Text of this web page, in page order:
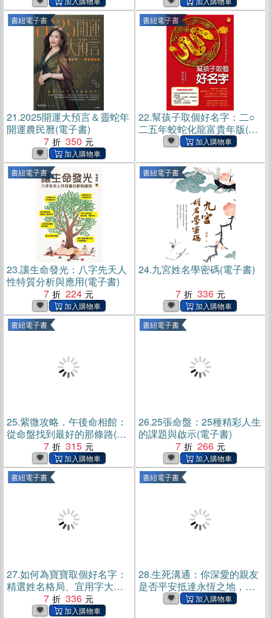
書紐電子書
21.2025開運大預言＆靈蛇年
開運農民曆(電子書)
7
350
書紐電子書
22.幫孩子取個好名字：二○
二五年蛟蛇化龍富貴年版(電
書紐電子書
23.讓生命發光：八字先天人
性特質分析與應用(電子書)
7
224
書紐電子書
24.九宮姓名學密碼(電子書)
7
336
書紐電子書
25.紫微攻略．午後命相館：
從命盤找到最好的那條路(電
7 315
書紐電子書
26.25張命盤：25種精彩人生
的課題與啟示(電子書)
7
266
書紐電子書
27.如何為寶寶取個好名字：
精選姓名格局、宜用字大全
一次收錄！第1本真正的取名
秘笈(電子書)
7 336
書紐電子書
28.生死溝通：你深愛的親友
是否平安抵達永恆之地，揭
開靈界接觸和靈覺啟發的面